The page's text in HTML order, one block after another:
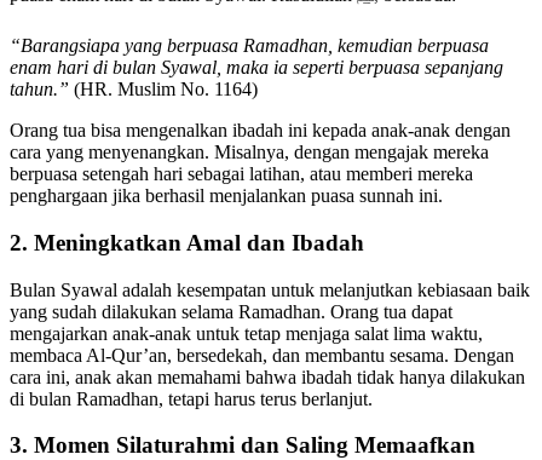
“Barangsiapa yang berpuasa Ramadhan, kemudian berpuasa
enam hari di bulan Syawal, maka ia seperti berpuasa sepanjang
tahun.” (HR. Muslim No. 1164)
Orang tua bisa mengenalkan ibadah ini kepada anak-anak dengan
cara yang menyenangkan. Misalnya, dengan mengajak mereka
berpuasa setengah hari sebagai latihan, atau memberi mereka
penghargaan jika berhasil menjalankan puasa sunnah ini.
2. Meningkatkan Amal dan Ibadah
Bulan Syawal adalah kesempatan untuk melanjutkan kebiasaan baik
yang sudah dilakukan selama Ramadhan. Orang tua dapat
mengajarkan anak-anak untuk tetap menjaga salat lima waktu,
membaca Al-Qur’an, bersedekah, dan membantu sesama. Dengan
cara ini, anak akan memahami bahwa ibadah tidak hanya dilakukan
di bulan Ramadhan, tetapi harus terus berlanjut.
3. Momen Silaturahmi dan Saling Memaafkan